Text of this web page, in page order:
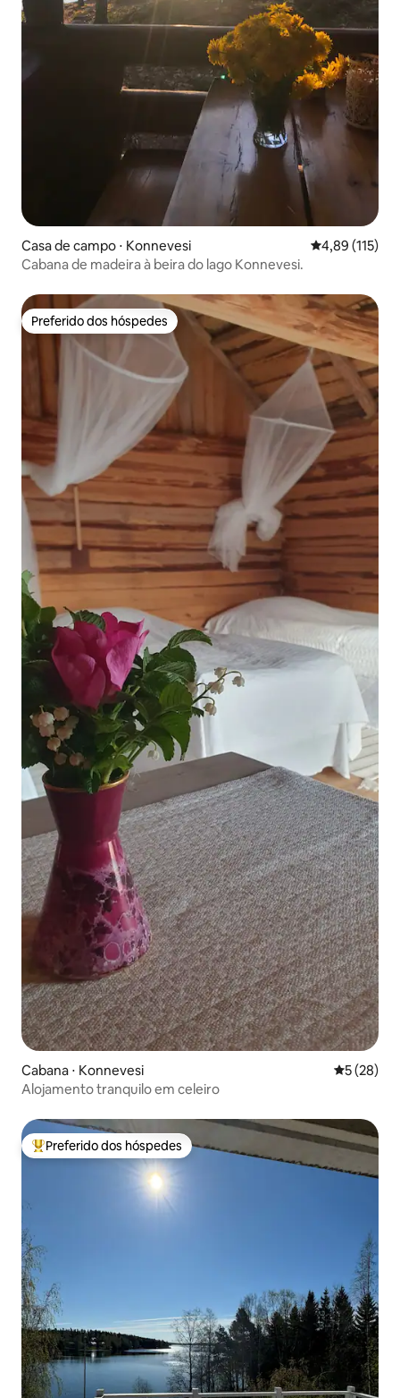
Casa de campo ⋅ Konnevesi 4,89 de uma
4,89 (115)
Cabana de madeira à beira do lago Konnevesi.
Preferido dos hóspedes
Preferido dos hóspedes
Cabana ⋅ Konnevesi 5 de uma
5 (28)
Alojamento tranquilo em celeiro
Entre os melhores preferidos dos hóspedes
Preferido dos hóspedes